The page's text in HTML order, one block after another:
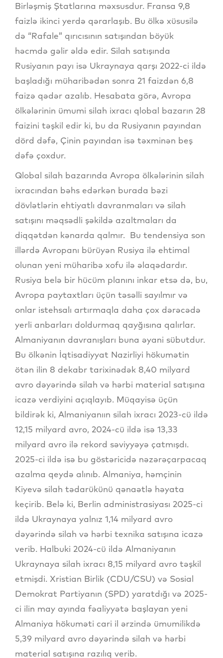
Birləşmiş Ştatlarına məxsusdur. Fransa 9,8
faizlə ikinci yerdə qərarlaşıb. Bu ölkə xüsusilə
də “Rafale” qırıcısının satışından böyük
həcmdə gəlir əldə edir. Silah satışında
Rusiyanın payı isə Ukraynaya qarşı 2022-ci ildə
başladığı müharibədən sonra 21 faizdən 6,8
faizə qədər azalıb. Hesabata görə, Avropa
ölkələrinin ümumi silah ixracı qlobal bazarın 28
faizini təşkil edir ki, bu da Rusiyanın payından
dörd dəfə, Çinin payından isə təxminən beş
dəfə çoxdur.
Qlobal silah bazarında Avropa ölkələrinin silah
ixracından bəhs edərkən burada bəzi
dövlətlərin ehtiyatlı davranmaları və silah
satışını məqsədli şəkildə azaltmaları da
diqqətdən kənarda qalmır. Bu tendensiya son
illərdə Avropanı bürüyən Rusiya ilə ehtimal
olunan yeni müharibə xofu ilə əlaqədardır.
Rusiya belə bir hücüm planını inkar etsə də, bu,
Avropa paytaxtları üçün təsəlli sayılmır və
onlar istehsalı artırmaqla daha çox dərəcədə
yerli anbarları doldurmaq qayğısına qalırlar.
Almaniyanın davranışları buna əyani sübutdur.
Bu ölkənin İqtisadiyyat Nazirliyi hökumətin
ötən ilin 8 dekabr tarixinədək 8,40 milyard
avro dəyərində silah və hərbi material satışına
icazə verdiyini açıqlayıb. Müqayisə üçün
bildirək ki, Almaniyanıın silah ixracı 2023-cü ildə
12,15 milyard avro, 2024-cü ildə isə 13,33
milyard avro ilə rekord səviyyəyə çatmışdı.
2025-ci ildə isə bu göstəricidə nəzərəçarpacaq
azalma qeydə alınıb. Almaniya, həmçinin
Kiyevə silah tədarükünü qənaətlə həyata
keçirib. Belə ki, Berlin administrasiyası 2025-ci
ildə Ukraynaya yalnız 1,14 milyard avro
dəyərində silah və hərbi texnika satışına icazə
verib. Halbuki 2024-cü ildə Almaniyanın
Ukraynaya silah ixracı 8,15 milyard avro təşkil
etmişdi. Xristian Birlik (CDU/CSU) və Sosial
Demokrat Partiyanın (SPD) yaratdığı və 2025-
ci ilin may ayında fəaliyyətə başlayan yeni
Almaniya hökuməti cari il ərzində ümumilikdə
5,39 milyard avro dəyərində silah və hərbi
material satışına razılıq verib.